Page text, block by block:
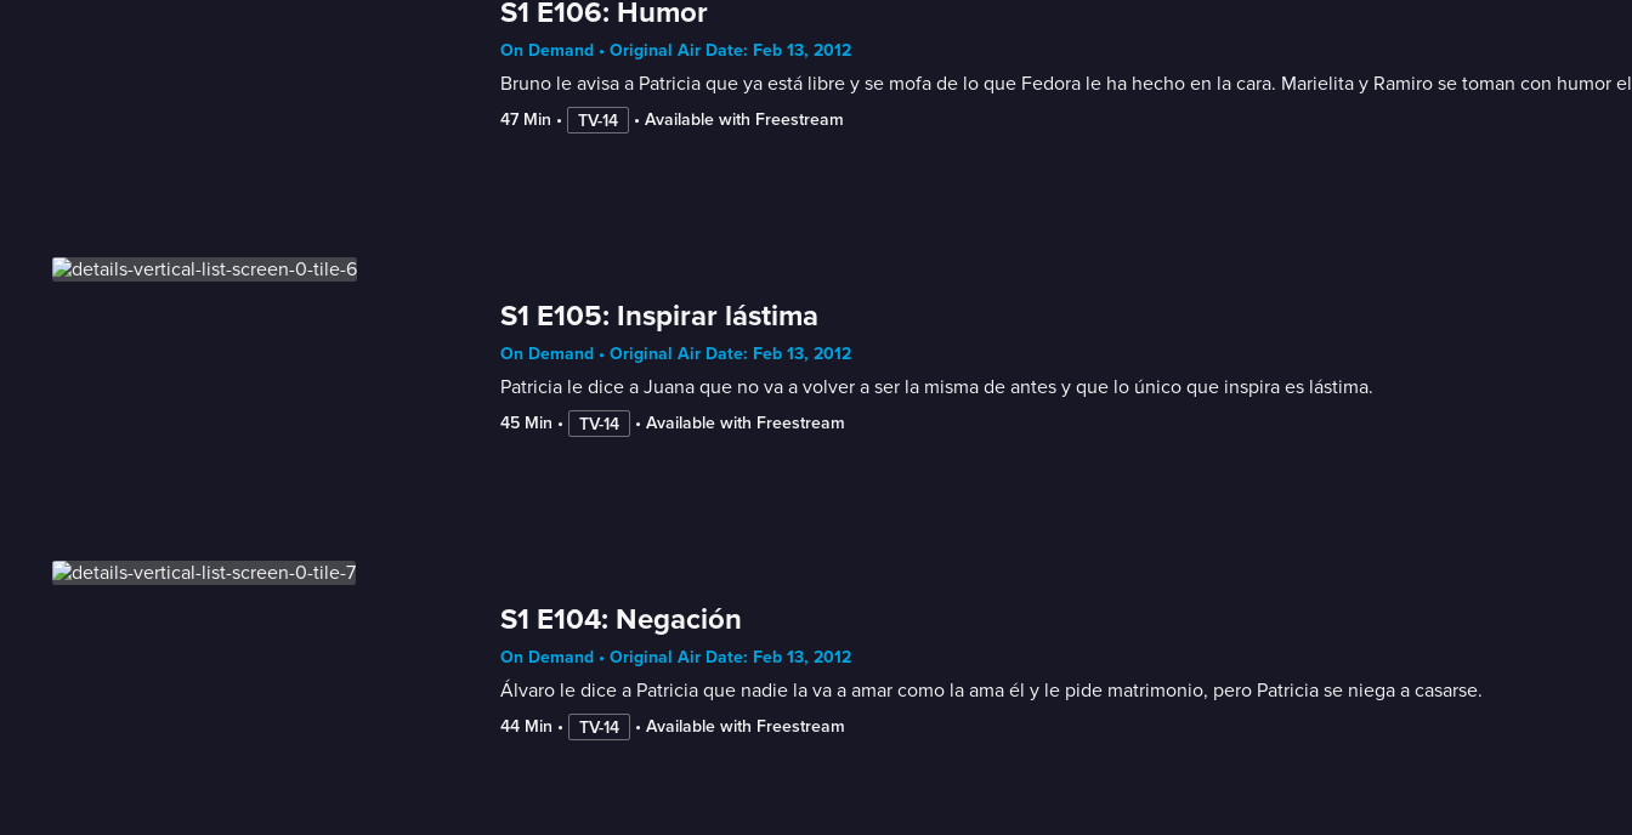
S1 E106: Humor
On Demand • Original Air Date: Feb 13, 2012
Bruno le avisa a Patricia que ya está libre y se mofa de lo que Fedora le ha hecho en la cara. Marielita y Ramiro se toman con humor
47 Min • TV-14 • Available with Freestream
S1 E105: Inspirar lástima
On Demand • Original Air Date: Feb 13, 2012
Patricia le dice a Juana que no va a volver a ser la misma de antes y que lo único que inspira es lástima.
45 Min • TV-14 • Available with Freestream
S1 E104: Negación
On Demand • Original Air Date: Feb 13, 2012
Álvaro le dice a Patricia que nadie la va a amar como la ama él y le pide matrimonio, pero Patricia se niega a casarse.
44 Min • TV-14 • Available with Freestream